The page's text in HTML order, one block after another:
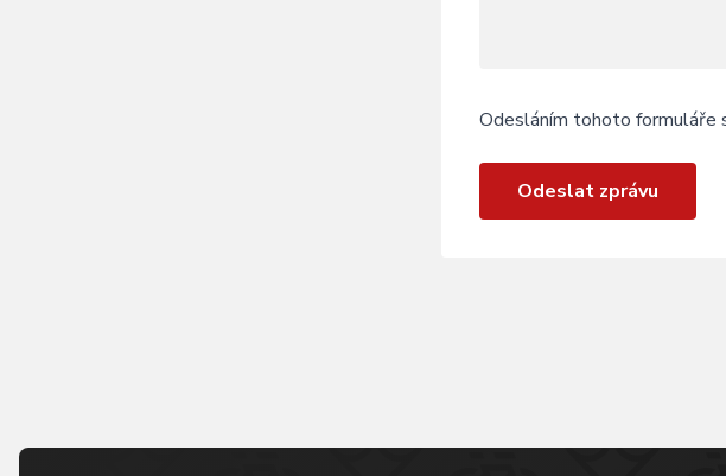
Odesláním tohoto formuláře
Odeslat zprávu